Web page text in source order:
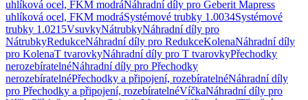
uhlíková ocel, FKM modráNáhradní díly pro Geberit Mapress
uhlíková ocel, FKM modráSystémové trubky 1.0034Systémové
trubky 1.0215VsuvkyNátrubkyNáhradní díly pro
NátrubkyRedukceNáhradní díly pro RedukceKolenaNáhradní díly
pro KolenaT tvarovkyNáhradní díly pro T tvarovkyPřechodky
nerozebíratelnéNáhradní díly pro Přechodky
nerozebíratelnéPřechodky a připojení, rozebíratelnéNáhradní díly
pro Přechodky a připojení, rozebíratelnéVíčkaNáhradní díly pro